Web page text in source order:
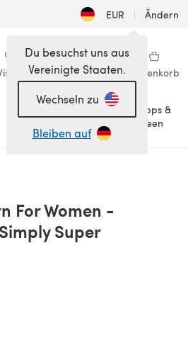
EUR | Ändern
Meine Bibliothek Warenkorb
Anlässe
Tipps &
Ideen
Du besuchst uns aus
Vereinigte Staaten.
Wechseln zu
Bleiben auf
For Women -
Super